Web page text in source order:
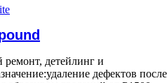
ремонт, детейлинг и
удаление дефектов после